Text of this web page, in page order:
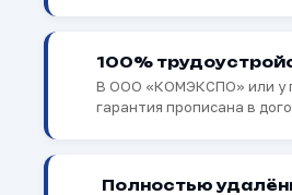
100%
В ООО «КОМЭКСПО» или у
гарантия прописана в
Полностью